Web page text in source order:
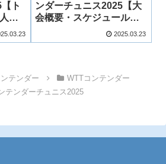
ト
結
ンダーチュニス2025【大
会概要・スケジュールま
2025.03.23
テンダー
WTTコンテンダー
テンダーチュニス2025